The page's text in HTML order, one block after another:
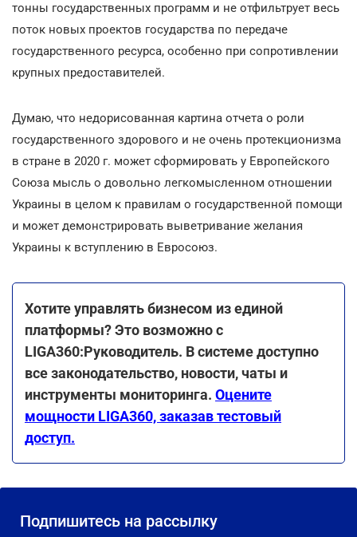
тонны государственных программ и не отфильтрует весь
поток новых проектов государства по передаче
государственного ресурса, особенно при сопротивлении
крупных предоставителей.
Думаю, что недорисованная картина отчета о роли
государственного здорового и не очень протекционизма
в стране в 2020 г. может сформировать у Европейского
Союза мысль о довольно легкомысленном отношении
Украины в целом к правилам о государственной помощи
и может демонстрировать выветривание желания
Украины к вступлению в Евросоюз.
Хотите управлять бизнесом из единой
платформы? Это возможно с
LIGA360:Руководитель. В системе доступно
все законодательство, новости, чаты и
инструменты мониторинга. Оцените
мощности LIGA360, заказав тестовый
доступ.
Подпишитесь на рассылку